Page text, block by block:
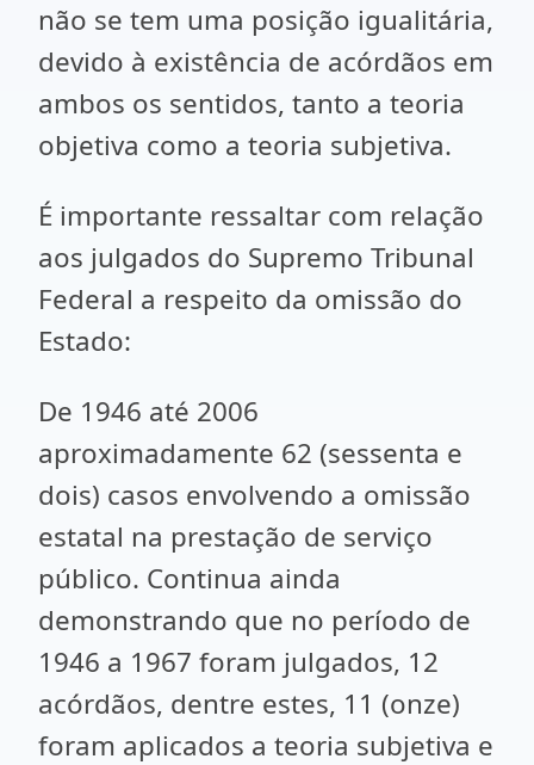
não se tem uma posição igualitária,
devido à existência de acórdãos em
ambos os sentidos, tanto a teoria
objetiva como a teoria subjetiva.
É importante ressaltar com relação
aos julgados do Supremo Tribunal
Federal a respeito da omissão do
Estado:
De 1946 até 2006
aproximadamente 62 (sessenta e
dois) casos envolvendo a omissão
estatal na prestação de serviço
público. Continua ainda
demonstrando que no período de
1946 a 1967 foram julgados, 12
acórdãos, dentre estes, 11 (onze)
foram aplicados a teoria subjetiva e